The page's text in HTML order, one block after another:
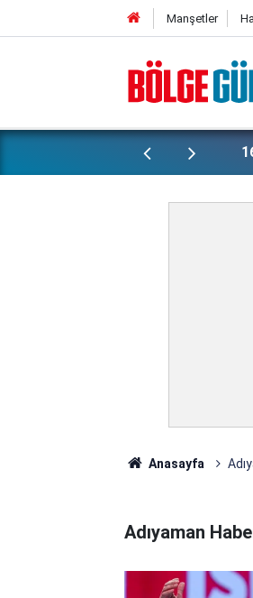
Manşetler
önemli açıklama geldi
Anasayfa
Adıyaman